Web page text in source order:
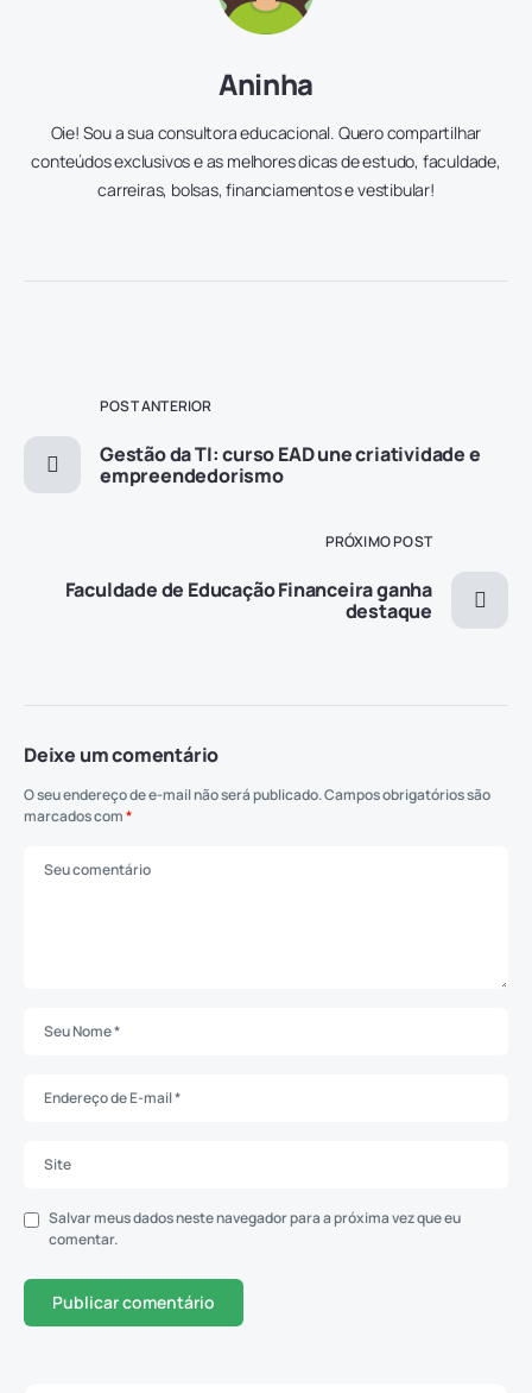
Aninha
Oie! Sou a sua consultora educacional. Quero compartilhar
conteúdos exclusivos e as melhores dicas de estudo, faculdade,
carreiras, bolsas, financiamentos e vestibular!
POST ANTERIOR
Gestão da TI: curso EAD une criatividade e
empreendedorismo
PRÓXIMO POST
Faculdade de Educação Financeira ganha
destaque
Deixe um comentário
O seu endereço de e-mail não será publicado.Campos obrigatórios são
marcados com*
Salvar meus dados neste navegador para a próxima vez que eu
comentar.